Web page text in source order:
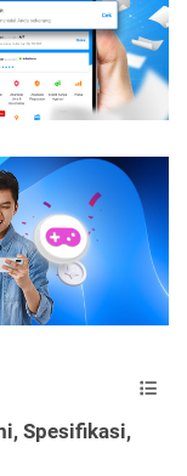
Spesifikasi,